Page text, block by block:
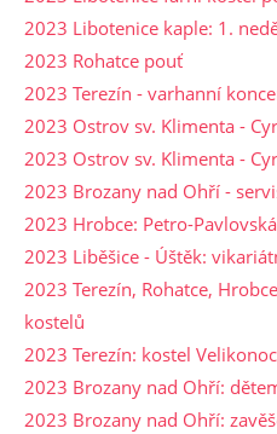
2023 Libotenice kaple: 1.
2023 Rohatce pouť
2023 Terezín - varhanní
2023 Ostrov sv. Klimenta -
2023 Ostrov sv. Klimenta -
2023 Brozany nad Ohří -
2023 Hrobce: Petro-
2023 Liběšice - Úštěk:
2023 Terezín, Rohatce,
kostelů
2023 Terezín: kostel
2023 Brozany nad Ohří:
2023 Brozany nad Ohří: